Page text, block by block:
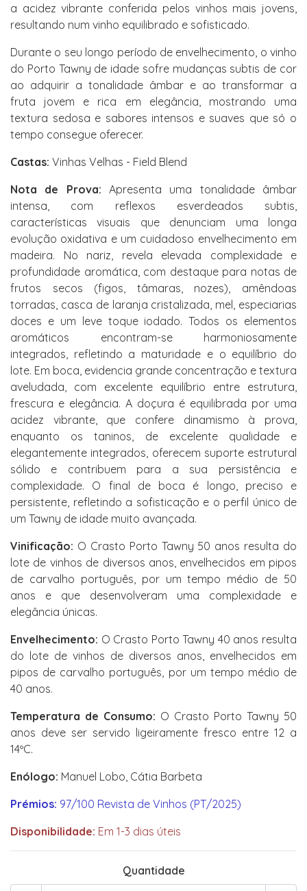
a acidez vibrante conferida pelos vinhos mais jovens,
resultando num vinho equilibrado e sofisticado.
Durante o seu longo período de envelhecimento, o vinho
do Porto Tawny de idade sofre mudanças subtis de cor
ao adquirir a tonalidade âmbar e ao transformar a
fruta jovem e rica em elegância, mostrando uma
textura sedosa e sabores intensos e suaves que só o
tempo consegue oferecer.
Castas: Vinhas Velhas - Field Blend
Nota de Prova: Apresenta uma tonalidade âmbar
intensa, com reflexos esverdeados subtis,
características visuais que denunciam uma longa
evolução oxidativa e um cuidadoso envelhecimento em
madeira. No nariz, revela elevada complexidade e
profundidade aromática, com destaque para notas de
frutos secos (figos, tâmaras, nozes), amêndoas
torradas, casca de laranja cristalizada, mel, especiarias
doces e um leve toque iodado. Todos os elementos
aromáticos encontram-se harmoniosamente
integrados, refletindo a maturidade e o equilíbrio do
lote. Em boca, evidencia grande concentração e textura
aveludada, com excelente equilíbrio entre estrutura,
frescura e elegância. A doçura é equilibrada por uma
acidez vibrante, que confere dinamismo à prova,
enquanto os taninos, de excelente qualidade e
elegantemente integrados, oferecem suporte estrutural
sólido e contribuem para a sua persistência e
complexidade. O final de boca é longo, preciso e
persistente, refletindo a sofisticação e o perfil único de
um Tawny de idade muito avançada.
Vinificação: O Crasto Porto Tawny 50 anos resulta do
lote de vinhos de diversos anos, envelhecidos em pipos
de carvalho português, por um tempo médio de 50
anos e que desenvolveram uma complexidade e
elegância únicas.
Envelhecimento: O Crasto Porto Tawny 40 anos resulta
do lote de vinhos de diversos anos, envelhecidos em
pipos de carvalho português, por um tempo médio de
40 anos.
Temperatura de Consumo: O Crasto Porto Tawny 50
anos deve ser servido ligeiramente fresco entre 12 a
14ºC.
Enólogo: Manuel Lobo, Cátia Barbeta
Prémios: 97/100 Revista de Vinhos (PT/2025)
Disponibilidade: Em 1-3 dias úteis
Quantidade